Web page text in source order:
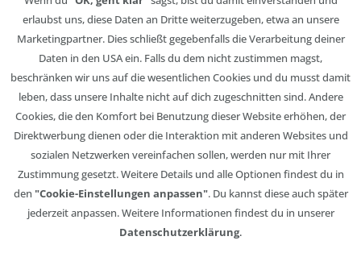
erlaubst uns, diese Daten an Dritte weiterzugeben, etwa an unsere
Marketingpartner. Dies schließt gegebenfalls die Verarbeitung deiner
Daten in den USA ein. Falls du dem nicht zustimmen magst,
beschränken wir uns auf die wesentlichen Cookies und du musst damit
leben, dass unsere Inhalte nicht auf dich zugeschnitten sind. Andere
Cookies, die den Komfort bei Benutzung dieser Website erhöhen, der
Direktwerbung dienen oder die Interaktion mit anderen Websites und
sozialen Netzwerken vereinfachen sollen, werden nur mit Ihrer
Zustimmung gesetzt. Weitere Details und alle Optionen findest du in
den "Cookie-Einstellungen anpassen". Du kannst diese auch später
jederzeit anpassen. Weitere Informationen findest du in unserer
Datenschutzerklärung.